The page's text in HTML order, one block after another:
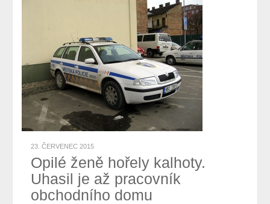
23. ČERVENEC 2015
Opilé ženě hořely kalhoty.
Uhasil je až pracovník
obchodního domu